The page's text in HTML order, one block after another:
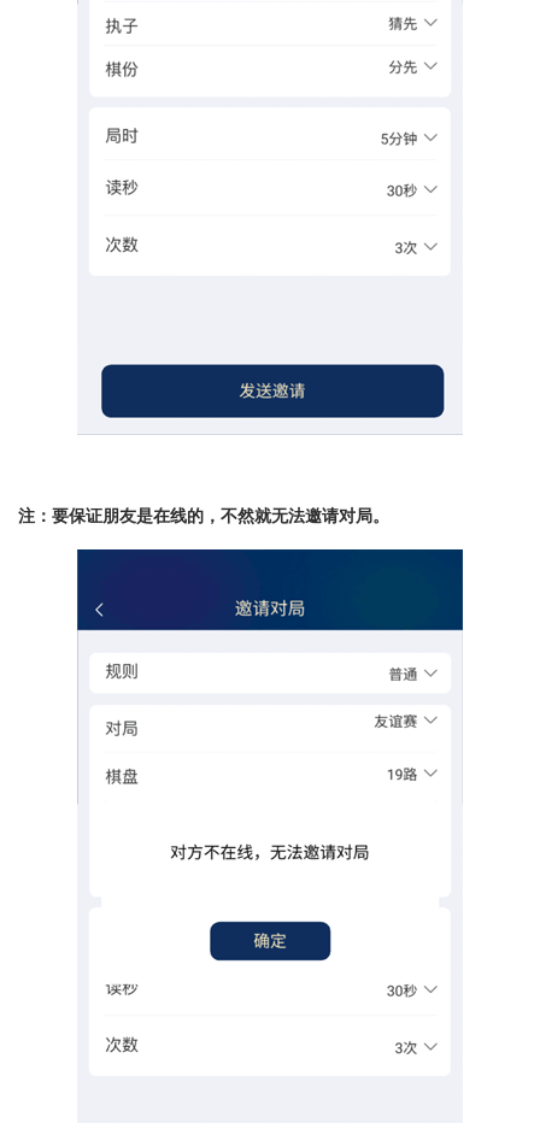
注：要保证朋友是在线的，不然就无法邀请对局。